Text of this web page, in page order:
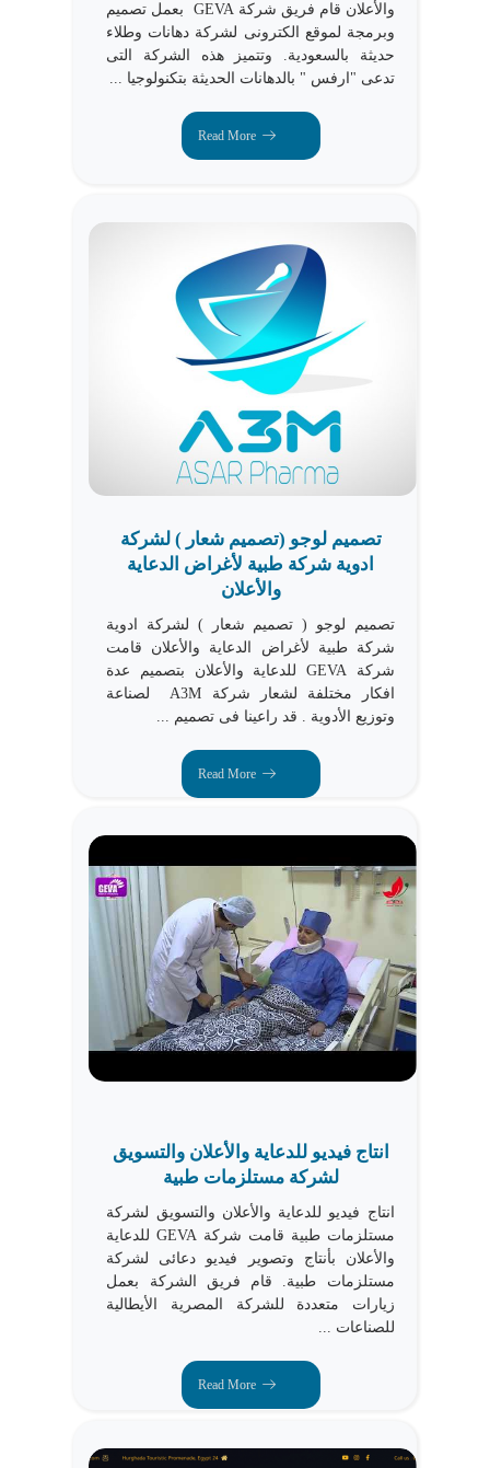
والأعلان قام فريق شركة GEVA بعمل تصميم
وبرمجة لموقع الكترونى لشركة دهانات وطلاء
حديثة بالسعودية. وتتميز هذه الشركة التى
تدعى "ارفس " بالدهانات الحديثة بتكنولوجيا ...
Read More
تصميم لوجو (تصميم شعار ) لشركة
ادوية شركة طبية لأغراض الدعاية
والأعلان
تصميم لوجو ( تصميم شعار ) لشركة ادوية
شركة طبية لأغراض الدعاية والأعلان قامت
شركة GEVA للدعاية والأعلان بتصميم عدة
افكار مختلفة لشعار شركة A3M لصناعة
وتوزيع الأدوية . قد راعينا فى تصميم ...
Read More
انتاج فيديو للدعاية والأعلان والتسويق
لشركة مستلزمات طبية
انتاج فيديو للدعاية والأعلان والتسويق لشركة
مستلزمات طبية قامت شركة GEVA للدعاية
والأعلان بأنتاج وتصوير فيديو دعائى لشركة
مستلزمات طبية. قام فريق الشركة بعمل
زيارات متعددة للشركة المصرية الأيطالية
للصناعات ...
Read More